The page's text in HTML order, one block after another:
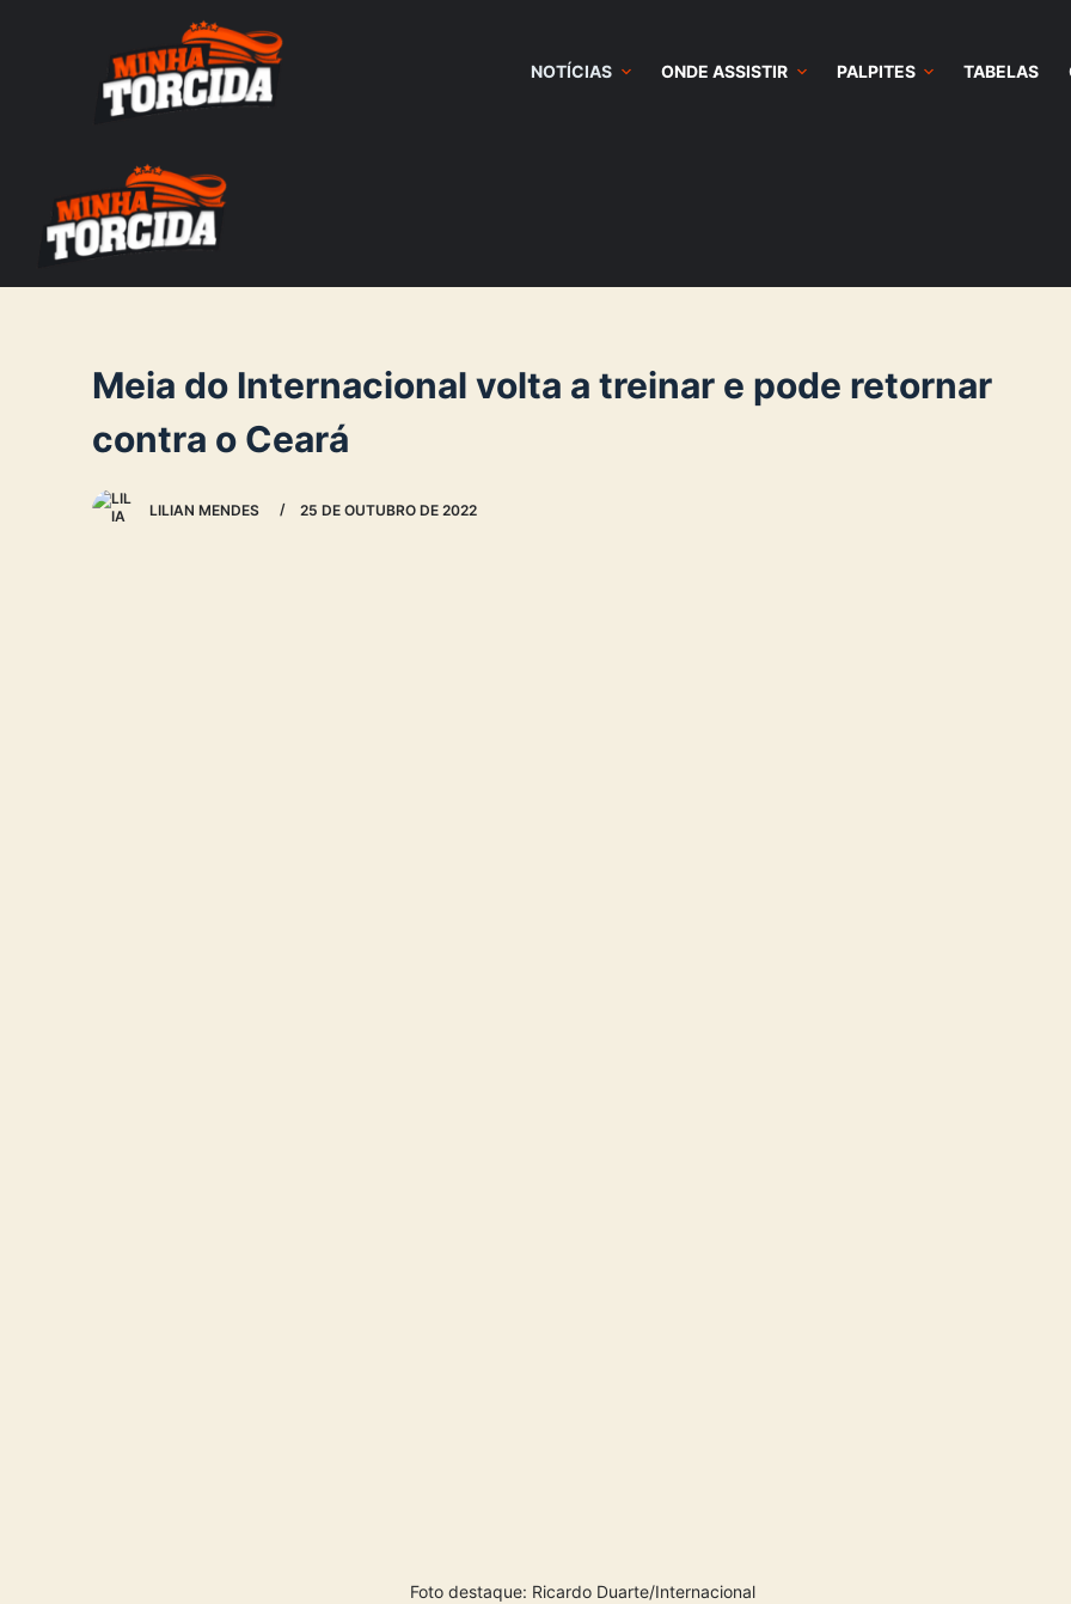
NOTÍCIAS ONDE ASSISTIR PALPITES TABELAS
Meia do Internacional volta a treinar e pode retornar
contra o Ceará
LILIAN MENDES 25 DE OUTUBRO DE 2022
Foto destaque: Ricardo Duarte/Internacional